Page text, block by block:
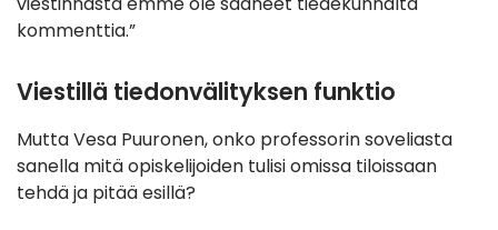
kommenttia.”
Viestillä tiedonvälityksen funktio
Mutta Vesa Puuronen, onko professorin soveliasta
sanella mitä opiskelijoiden tulisi omissa tiloissaan
tehdä ja pitää esillä?